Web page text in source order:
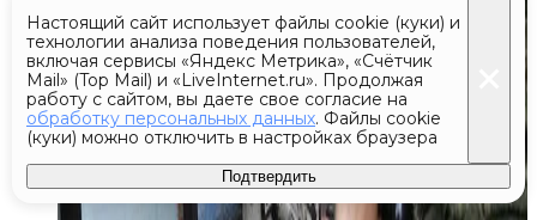
Настоящий сайт использует файлы cookie (куки) и
технологии анализа поведения пользователей,
включая сервисы «Яндекс Метрика», «Счётчик
Mail» (Top Mail) и «LiveInternet.ru». Продолжая
работу с сайтом, вы даете свое согласие на
обработку персональных данных. Файлы cookie
(куки) можно отключить в настройках браузера
Подтвердить